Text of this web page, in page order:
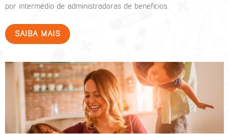
por intermédio de administradoras de benefícios.
SAIBA MAIS